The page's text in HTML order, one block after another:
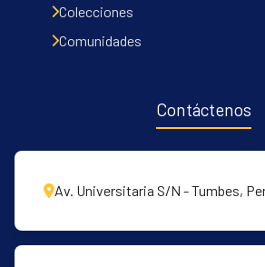
Colecciones
Comunidades
Contáctenos
Av. Universitaria S/N - Tumbes,